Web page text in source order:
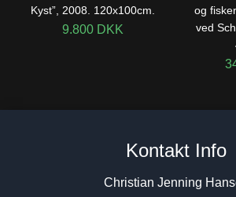
Kyst”, 2008. 120x100cm.
9.800 DKK
og
ved
Kontakt Info
Christian Jenning